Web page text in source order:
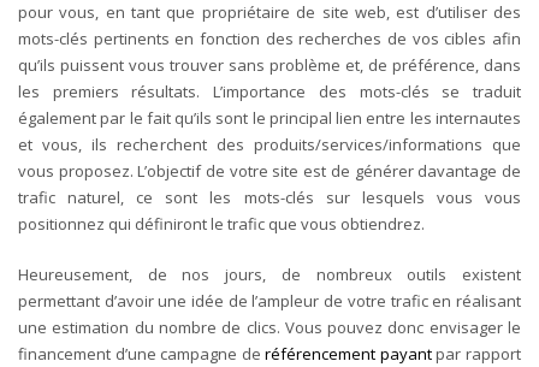
pour vous, en tant que propriétaire de site web, est d’utiliser des
mots-clés pertinents en fonction des recherches de vos cibles afin
qu’ils puissent vous trouver sans problème et, de préférence, dans
les premiers résultats. L’importance des mots-clés se traduit
également par le fait qu’ils sont le principal lien entre les internautes
et vous, ils recherchent des produits/services/informations que
vous proposez. L’objectif de votre site est de générer davantage de
trafic naturel, ce sont les mots-clés sur lesquels vous vous
positionnez qui définiront le trafic que vous obtiendrez.
Heureusement, de nos jours, de nombreux outils existent
permettant d’avoir une idée de l’ampleur de votre trafic en réalisant
une estimation du nombre de clics. Vous pouvez donc envisager le
financement d’une campagne deréférencement payantpar rapport